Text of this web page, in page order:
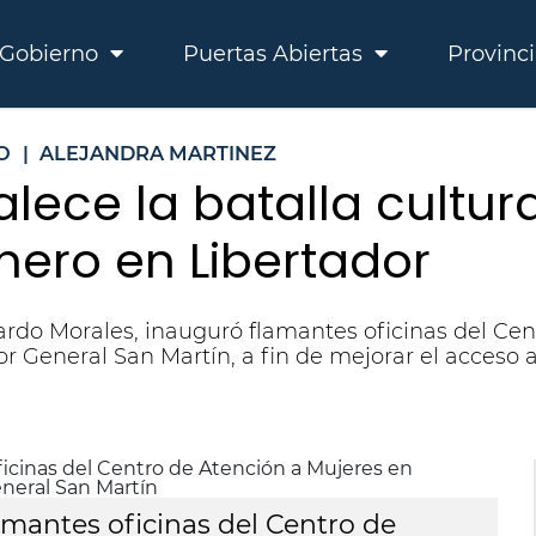
Gobierno Puertas Abiertas
| ALEJANDRA MARTINEZ
la batalla
en Libertador
Morales, inauguró flamantes oficinas del
General San Martín, a fin de mejorar el acceso
oficinas del Centro de